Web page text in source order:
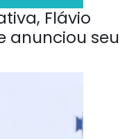
Flávio
anunciou seu